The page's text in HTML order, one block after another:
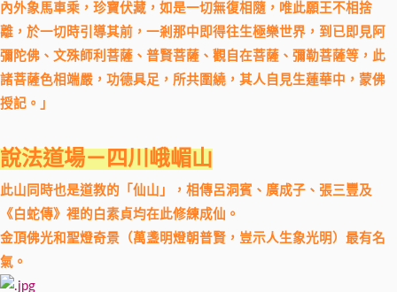
內外象馬車乘，珍寶伏藏，如是一切無復相隨，唯此願王不相捨
離，於一切時引導其前，一剎那中即得往生極樂世界，到已即見阿
彌陀佛、文殊師利菩薩、普賢菩薩、觀自在菩薩、彌勒菩薩等，此
諸菩薩色相端嚴，功德具足，所共圍繞，其人自見生蓮華中，蒙佛
授記。」
說法道場－四川峨嵋山
此山同時也是道教的「仙山」，相傳呂洞賓、廣成子、張三豐及
《白蛇傳》裡的白素貞均在此修練成仙。
金頂佛光和聖燈奇景（萬盞明燈朝普賢，豈示人生象光明）最有名
氣。